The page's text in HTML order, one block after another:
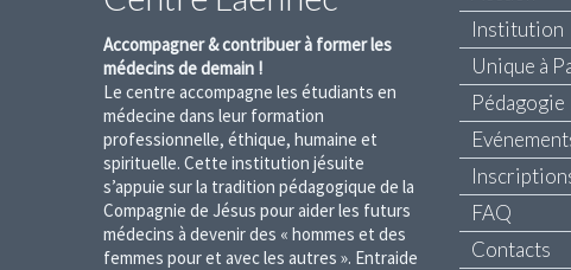
Accompagner & contribuer à former les
médecins de demain !
Le centre accompagne les étudiants en
médecine dans leur formation
professionnelle, éthique, humaine et
spirituelle. Cette institution jésuite
s’appuie sur la tradition pédagogique de la
Compagnie de Jésus pour aider les futurs
médecins à devenir des « hommes et des
femmes pour et avec les autres ». Entraide
Institution
Unique à
Pédagogie
FAQ
Contacts